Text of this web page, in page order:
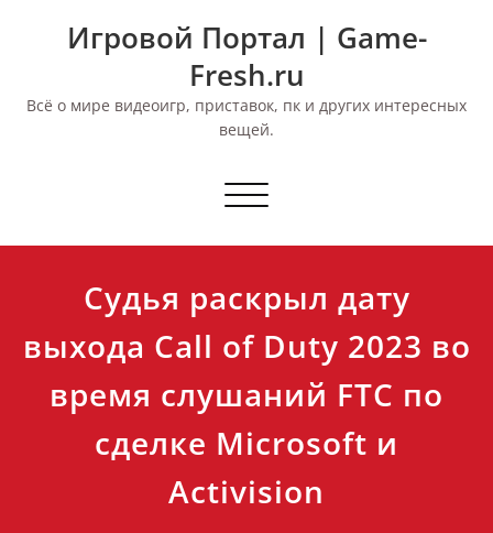
Игровой Портал | Game-
Fresh.ru
Всё о мире видеоигр, приставок, пк и других интересных
вещей.
Переключить
Судья раскрыл дату
выхода Call of Duty 2023 во
время слушаний FTC по
сделке Microsoft и
Activision